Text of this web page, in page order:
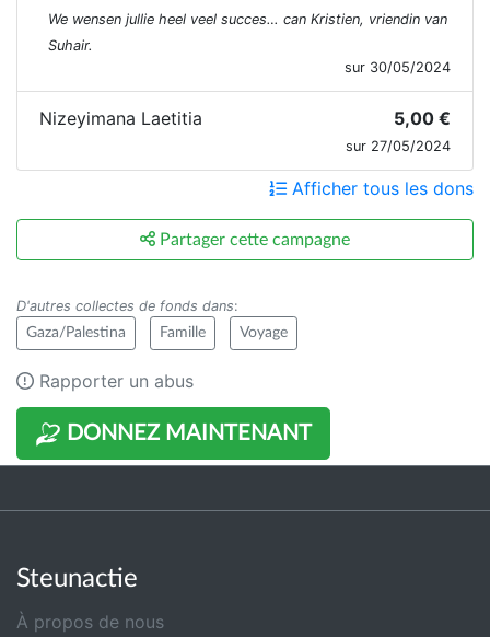
DONNEZ MAINTENANT
We wensen jullie heel veel succes… can Kristien, vriendin van
Suhair.
sur 30/05/2024
Nizeyimana Laetitia 5,00 €
sur 27/05/2024
Afficher tous les dons
Partager cette campagne
D'autres collectes de fonds dans:
Gaza/Palestina Famille Voyage
Rapporter un abus
Steunactie
À propos de nous